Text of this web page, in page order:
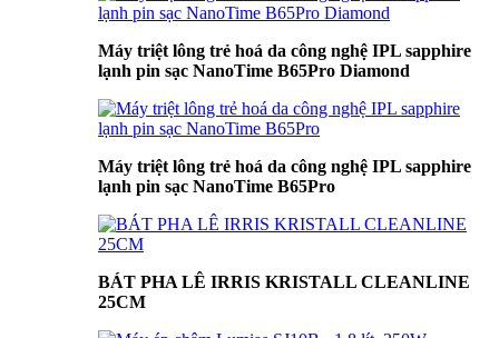
Máy triệt lông trẻ hoá da công nghệ IPL sapphire
lạnh pin sạc NanoTime B65Pro Diamond
Máy triệt lông trẻ hoá da công nghệ IPL sapphire
lạnh pin sạc NanoTime B65Pro
BÁT PHA LÊ IRRIS KRISTALL CLEANLINE
25CM